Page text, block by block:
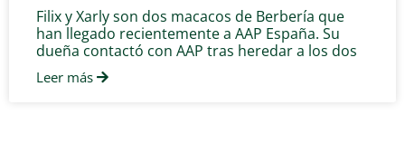
Filix y Xarly son dos macacos de Berbería que
han llegado recientemente a AAP España. Su
dueña contactó con AAP tras heredar a los dos
Leer más